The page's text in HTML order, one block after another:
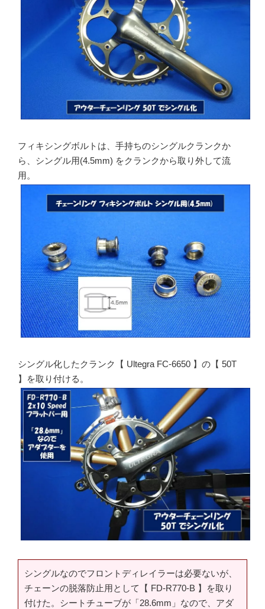
フィキシングボルトは、手持ちのシングルクランクか
ら、シングル用(4.5mm) をクランクから取り外して流
用。
シングル化したクランク【 Ultegra FC-6650 】の【 50T
】を取り付ける。
シングルなのでフロントディレイラーは必要ないが、
チェーンの脱落防止用として【 FD-R770-B 】を取り
付けた。シートチューブが「28.6mm」なので、アダ